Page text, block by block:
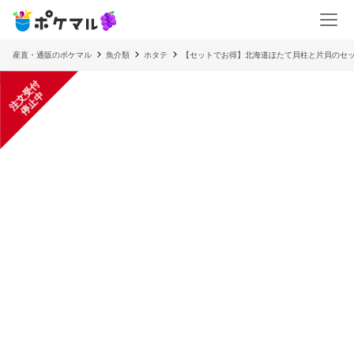
産直・通販のポケマル 魚介類 ホタテ 【セットでお得】北海道ほたて貝柱と片貝のセ
注
文
受
付
停
止
中